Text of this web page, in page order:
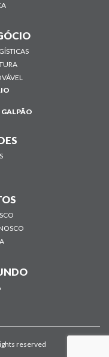
GALPÃO
reserved